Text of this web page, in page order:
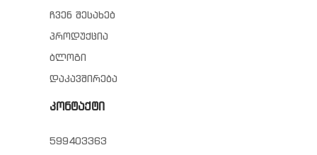
ჩვენ შესახებ
პროდუქცია
ბლოგი
დაკავშირება
კონტაქტი
599403363